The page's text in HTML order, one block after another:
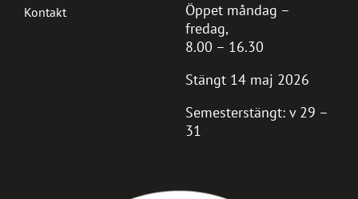
Öppet måndag –
fredag,
8.00 – 16.30
Stängt 14 maj 2026
Semesterstängt: v 29 –
31
Kontakt